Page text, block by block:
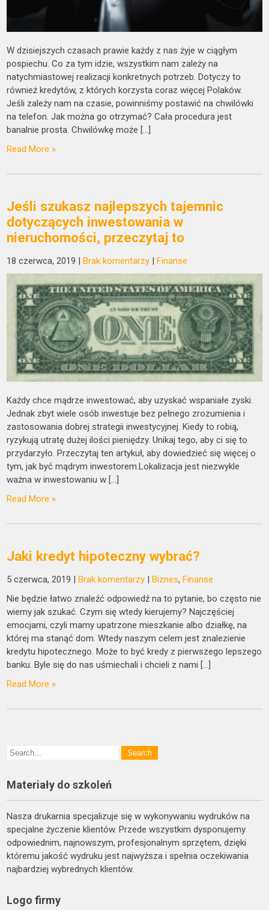
W dzisiejszych czasach prawie każdy z nas żyje w ciągłym
pospiechu. Co za tym idzie, wszystkim nam zależy na
natychmiastowej realizacji konkretnych potrzeb. Dotyczy to
również kredytów, z których korzysta coraz więcej Polaków.
Jeśli zależy nam na czasie, powinniśmy postawić na chwilówki
na telefon. Jak można go otrzymać? Cała procedura jest
banalnie prosta. Chwilówkę może […]
Read More »
Jeśli szukasz najlepszych tajemnic
dotyczących inwestowania w
nieruchomości, przeczytaj to
18 czerwca, 2019 |Brak komentarzy |Finanse
Każdy chce mądrze inwestować, aby uzyskać wspaniałe zyski.
Jednak zbyt wiele osób inwestuje bez pełnego zrozumienia i
zastosowania dobrej strategii inwestycyjnej. Kiedy to robią,
ryzykują utratę dużej ilości pieniędzy. Unikaj tego, aby ci się to
przydarzyło. Przeczytaj ten artykuł, aby dowiedzieć się więcej o
tym, jak być mądrym inwestorem.Lokalizacja jest niezwykle
ważna w inwestowaniu w […]
Read More »
Jaki kredyt hipoteczny wybrać?
5 czerwca, 2019 |Brak komentarzy |Biznes,Finanse
Nie będzie łatwo znaleźć odpowiedź na to pytanie, bo często nie
wiemy jak szukać. Czym się wtedy kierujemy? Najczęściej
emocjami, czyli mamy upatrzone mieszkanie albo działkę, na
której ma stanąć dom. Wtedy naszym celem jest znalezienie
kredytu hipotecznego. Może to być kredy z pierwszego lepszego
banku. Byle się do nas uśmiechali i chcieli z nami […]
Read More »
Materiały do szkoleń
Nasza drukarnia specjalizuje się w wykonywaniu wydruków na
specjalne życzenie klientów. Przede wszystkim dysponujemy
odpowiednim, najnowszym, profesjonalnym sprzętem, dzięki
któremu jakość wydruku jest najwyższa i spełnia oczekiwania
najbardziej wybrednych klientów.
Logo firmy